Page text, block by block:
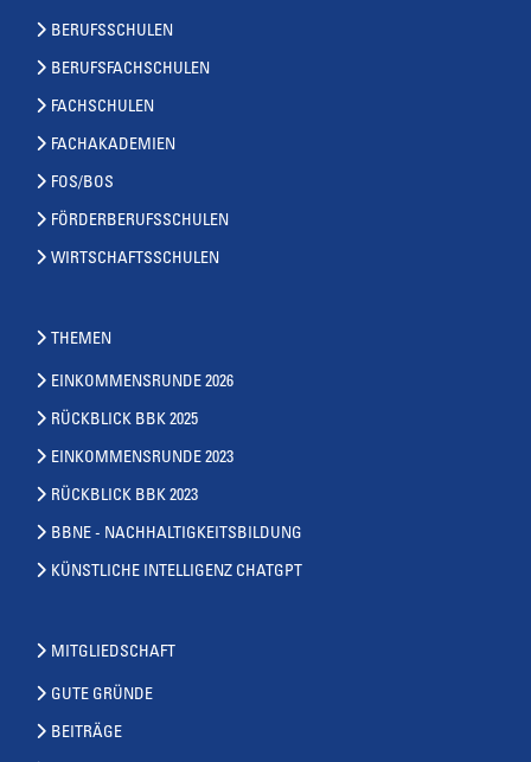
BERUFSSCHULEN
BERUFSFACHSCHULEN
FACHSCHULEN
FACHAKADEMIEN
FOS/BOS
FÖRDERBERUFSSCHULEN
WIRTSCHAFTSSCHULEN
THEMEN
EINKOMMENSRUNDE 2026
RÜCKBLICK BBK 2025
EINKOMMENSRUNDE 2023
RÜCKBLICK BBK 2023
BBNE - NACHHALTIGKEITSBILDUNG
KÜNSTLICHE INTELLIGENZ CHATGPT
MITGLIEDSCHAFT
GUTE GRÜNDE
BEITRÄGE